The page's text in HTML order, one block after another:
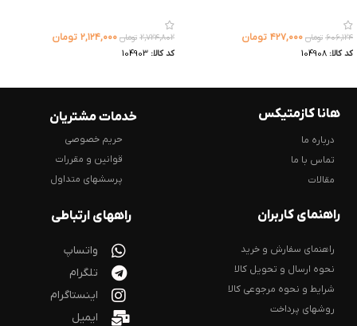
۶۰۶,۱۲۴ تومان ۴۲۷,۰۰۰ تومان
کد کالا: 104908
۲,۷۲۴,۸۰۲ تومان ۲,۱۲۴,۰۰۰ تومان
کد کالا: 104903
هانا کازمتیکس
درباره ما
تماس با ما
مقالات
خدمات مشتریان
حریم خصوصی
قوانین و مقررات
پرسشهای متداول
راهنمای کاربران
راهنمای سفارش و خرید
نحوه ارسال و تحویل کالا
شرایط و نحوه مرجوعی کالا
روشهای پرداخت
راههای ارتباطی
واتساپ
تلگرام
اینستاگرام
ایمیل